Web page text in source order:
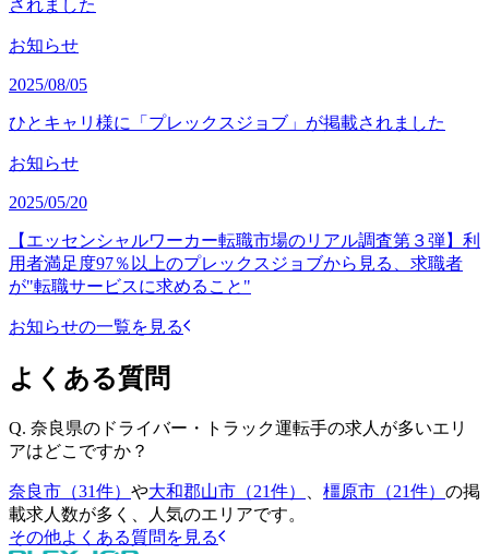
されました
お知らせ
2025/08/05
ひとキャリ様に「プレックスジョブ」が掲載されました
お知らせ
2025/05/20
【エッセンシャルワーカー転職市場のリアル調査第３弾】利
用者満足度97％以上のプレックスジョブから見る、求職者
が"転職サービスに求めること"
お知らせの一覧を見る
よくある質問
Q. 奈良県のドライバー・トラック運転手の求人が多いエリ
アはどこですか？
奈良市（31件） や大和郡山市（21件） 橿原市（21件） の掲
載求人数が多く、人気のエリアです。
その他よくある質問を見る